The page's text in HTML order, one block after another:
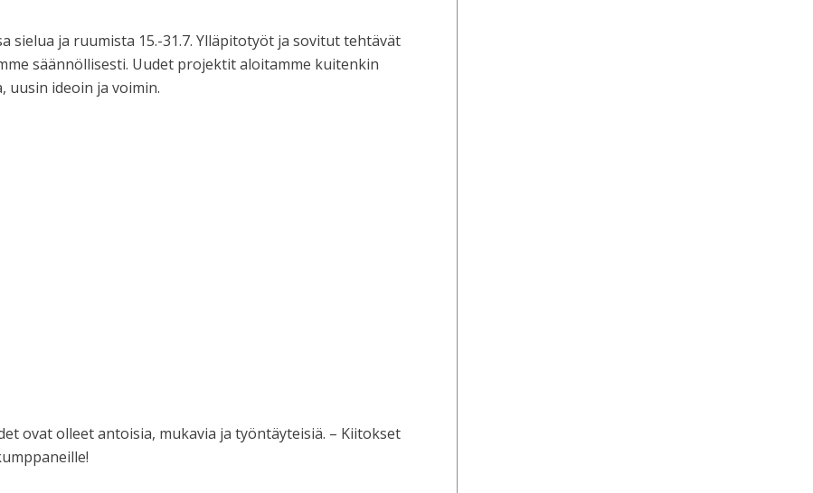
sielua ja ruumista 15.-31.7. Ylläpitotyöt ja sovitut tehtävät
säännöllisesti. Uudet projektit aloitamme kuitenkin
uusin ideoin ja voimin.
ovat olleet antoisia, mukavia ja työntäyteisiä. – Kiitokset